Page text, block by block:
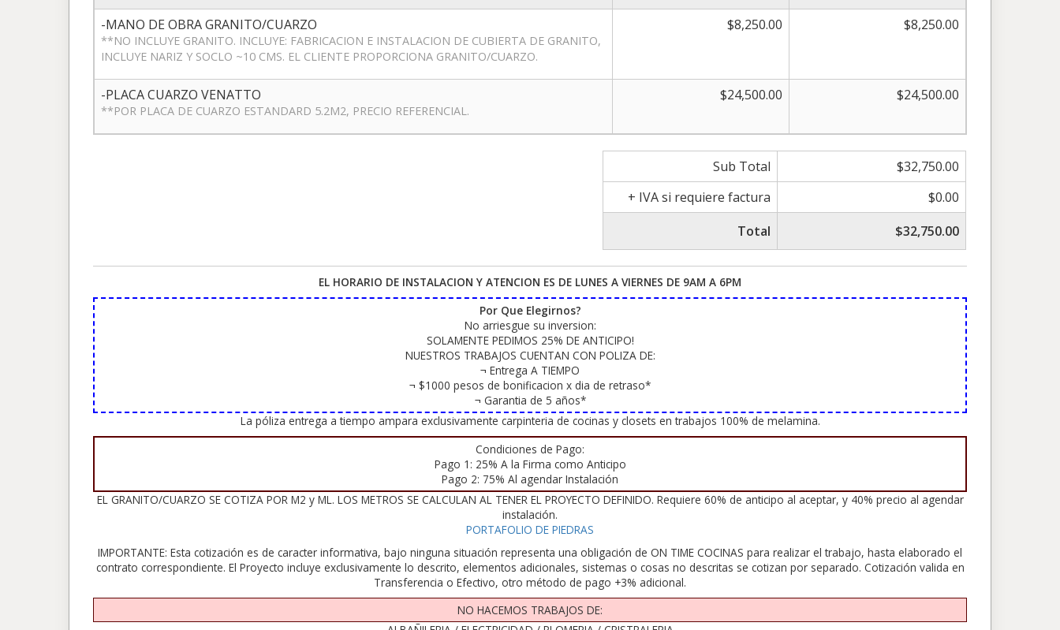
-MANO DE OBRA GRANITO/CUARZO
**NO INCLUYE GRANITO. INCLUYE: FABRICACION E INSTALACION DE CUBIERTA DE GRANITO,
INCLUYE NARIZ Y SOCLO ~10 CMS. EL CLIENTE PROPORCIONA GRANITO/CUARZO.
$8,250.00 $8,250.00
-PLACA CUARZO VENATTO
**POR PLACA DE CUARZO ESTANDARD 5.2M2, PRECIO REFERENCIAL.
$24,500.00 $24,500.00
Sub Total
$32,750.00
+ IVA si requiere factura
$0.00
Total
$32,750.00
EL HORARIO DE INSTALACION Y ATENCION ES DE LUNES A VIERNES DE 9AM A 6PM
Por Que Elegirnos?
No arriesgue su inversion:
SOLAMENTE PEDIMOS 25% DE ANTICIPO!
NUESTROS TRABAJOS CUENTAN CON POLIZA DE:
¬ Entrega A TIEMPO
¬ $1000 pesos de bonificacion x dia de retraso*
¬ Garantia de 5 años*
La póliza entrega a tiempo ampara exclusivamente carpinteria de cocinas y closets en trabajos 100% de melamina.
Condiciones de Pago:
Pago 1: 25% A la Firma como Anticipo
Pago 2: 75% Al agendar Instalación
EL GRANITO/CUARZO SE COTIZA POR M2 y ML. LOS METROS SE CALCULAN AL TENER EL PROYECTO DEFINIDO. Requiere 60% de anticipo al aceptar, y 40% precio al agendar
instalación.
PORTAFOLIO DE PIEDRAS
IMPORTANTE: Esta cotización es de caracter informativa, bajo ninguna situación representa una obligación de ON TIME COCINAS para realizar el trabajo, hasta elaborado el
contrato correspondiente. El Proyecto incluye exclusivamente lo descrito, elementos adicionales, sistemas o cosas no descritas se cotizan por separado. Cotización valida en
Transferencia o Efectivo, otro método de pago +3% adicional.
NO HACEMOS TRABAJOS DE: